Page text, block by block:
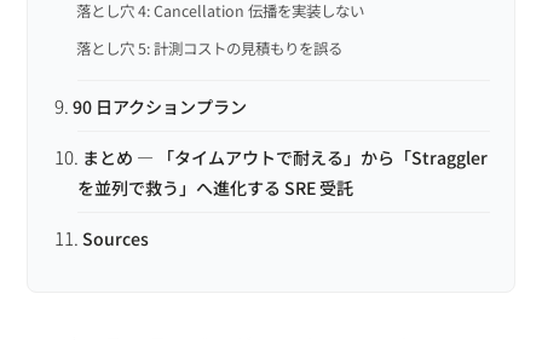
落とし穴 4: Cancellation 伝播を実装しない
落とし穴 5: 計測コストの見積もりを誤る
90 日アクションプラン
まとめ — 「タイムアウトで耐える」から「Straggler
を並列で救う」へ進化する SRE 受託
Sources